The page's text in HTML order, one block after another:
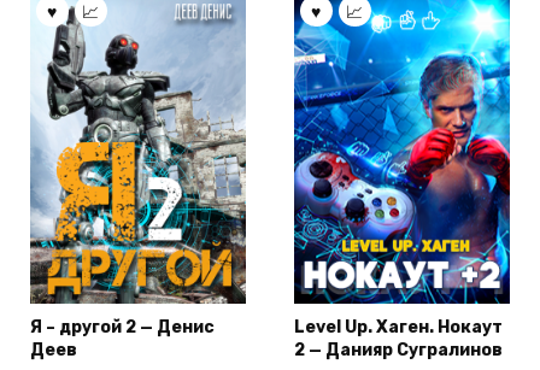
Я – другой 2 — Денис
Деев
Level Up. Хаген. Нокаут
2 — Данияр Сугралинов